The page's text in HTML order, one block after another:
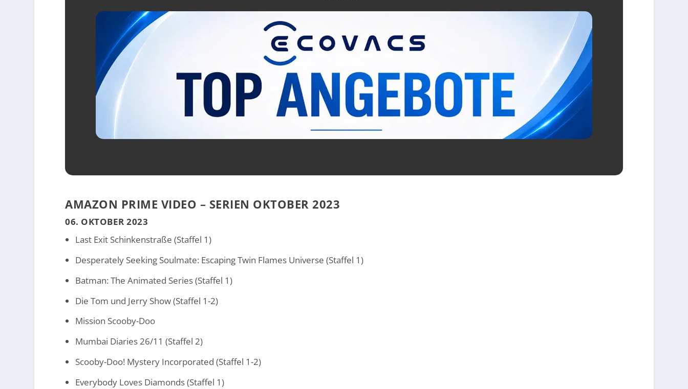
AMAZON PRIME VIDEO – SERIEN OKTOBER 2023
06. OKTOBER 2023
Last Exit Schinkenstraße (Staffel 1)
Desperately Seeking Soulmate: Escaping Twin Flames Universe (Staffel 1)
Batman: The Animated Series (Staffel 1)
Die Tom und Jerry Show (Staffel 1-2)
Mission Scooby-Doo
Mumbai Diaries 26/11 (Staffel 2)
Scooby-Doo! Mystery Incorporated (Staffel 1-2)
Everybody Loves Diamonds (Staffel 1)